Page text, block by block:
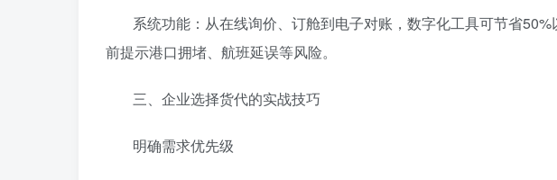
系统功能‌：从在线询价、订舱到电子对账，数字化工具可节省
前提示港口拥堵、航班延误等风险。
‌三、企业选择货代的实战技巧‌
‌明确需求优先级‌